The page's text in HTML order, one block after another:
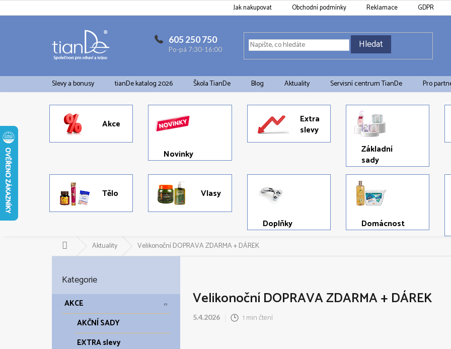
Přejít
na
Jak nakupovat Obchodní podmínky Reklamace GDPR
605 250 750
Po-pá 7:30-16:00 Hledat
Slevy a bonusy tianDe katalog 2026 Škola TianDe Blog Aktuality Servisní centrum TianDe Pro
Akce
Novinky
Extra
slevy
Základní
sady
Tělo Vlasy
Doplňky Domácnost
Aktuality Velikonoční DOPRAVA ZDARMA + DÁREK
kategorie
Kategorie
AKCE
AKČNÍ SADY
EXTRA slevy
Velikonoční DOPRAVA ZDARMA + DÁREK
5.4.2026 1 min čtení